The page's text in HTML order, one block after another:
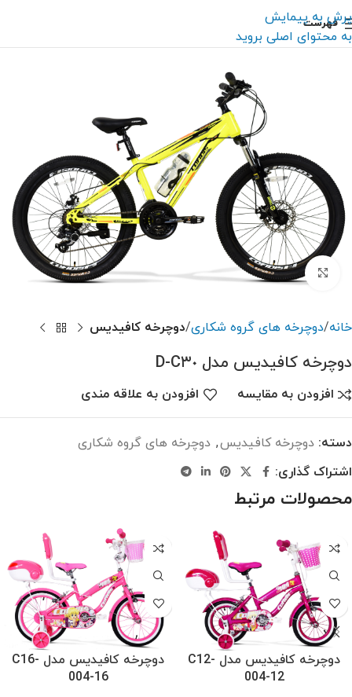
پرش به پیمایش
به محتوای اصلی بروید
فهرست
بزرگنمایی تصویر
خانه دوچرخه های گروه شکاری دوچرخه کافیدیس
دوچرخه کافیدیس مدل C٣٠-D
افزودن به مقایسه افزودن به علاقه مندی
دسته: دوچرخه کافیدیس, دوچرخه های گروه شکاری
اشتراک گذاری:
محصولات مرتبط
دوچرخه کافیدیس مدل C12-
004-12
دوچرخه کافیدیس مدل C16-
004-16